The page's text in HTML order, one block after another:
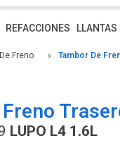
REFACCIONES LLANTAS
Freno
Tambor De
LUPO L4 1.6L